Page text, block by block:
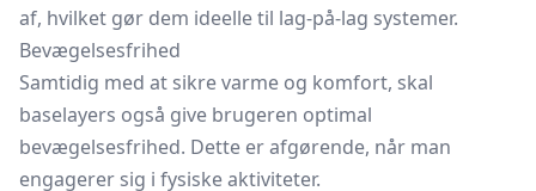
af, hvilket gør dem ideelle til lag-på-lag systemer.
Bevægelsesfrihed
Samtidig med at sikre varme og komfort, skal
baselayers også give brugeren optimal
bevægelsesfrihed. Dette er afgørende, når man
engagerer sig i fysiske aktiviteter.